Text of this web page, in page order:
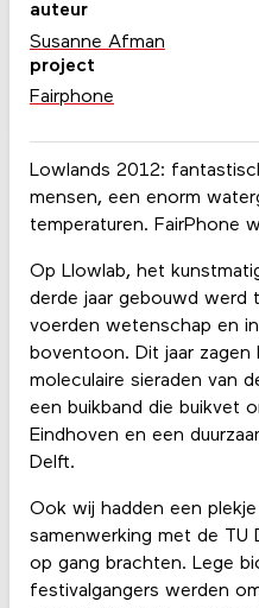
Lowlands 2012:
mensen, een enorm
temperaturen. FairPhone
Op Llowlab, het
derde jaar gebouwd werd
voerden wetenschap en
boventoon. Dit jaar zagen
moleculaire sieraden van
een buikband die buikvet
Eindhoven en een
Delft.
Ook wij hadden een
samenwerking met de TU
op gang brachten. Lege
festivalgangers werden
auteur
Susanne Afman
project
Fairphone